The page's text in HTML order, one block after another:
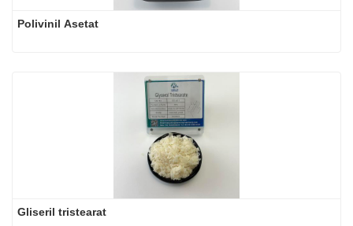
Polivinil Asetat
Gliseril tristearat